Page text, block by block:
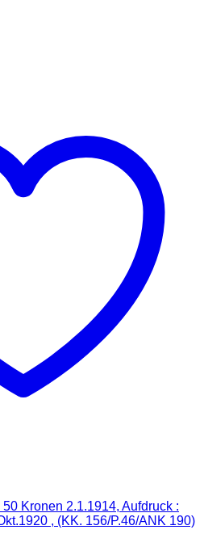
Kronen 2.1.1914, Aufdruck :
, (KK. 156/P.46/ANK 190)